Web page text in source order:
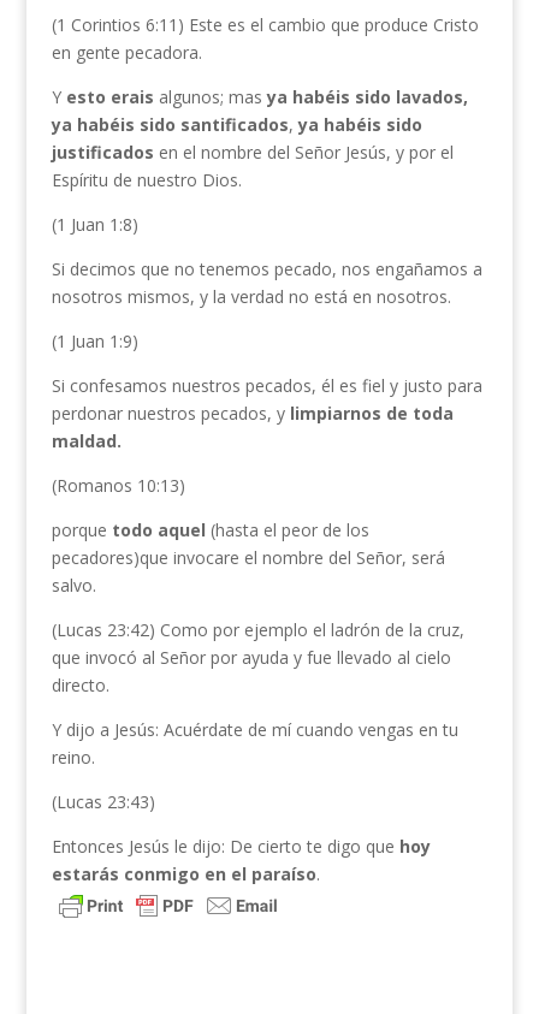
(1 Corintios 6:11) Este es el cambio que produce Cristo
en gente pecadora.
Y esto erais algunos; masya habéis sido lavados,
ya habéis sido santificados,ya habéis sido
justificados en el nombre del Señor Jesús, y por el
Espíritu de nuestro Dios.
(1 Juan 1:8)
Si decimos que no tenemos pecado, nos engañamos a
nosotros mismos, y la verdad no está en nosotros.
(1 Juan 1:9)
Si confesamos nuestros pecados, él es fiel y justo para
perdonar nuestros pecados, y limpiarnos de toda
maldad.
(Romanos 10:13)
porque todo aquel (hasta el peor de los
pecadores)que invocare el nombre del Señor, será
salvo.
(Lucas 23:42) Como por ejemplo el ladrón de la cruz,
que invocó al Señor por ayuda y fue llevado al cielo
directo.
Y dijo a Jesús: Acuérdate de mí cuando vengas en tu
reino.
(Lucas 23:43)
Entonces Jesús le dijo: De cierto te digo que hoy
estarás conmigo en el paraíso.